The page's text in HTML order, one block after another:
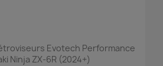
Evotech Performance
Ninja ZX-6R (2024+)